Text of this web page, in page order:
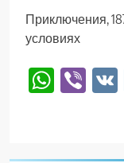
Приключения,
условиях